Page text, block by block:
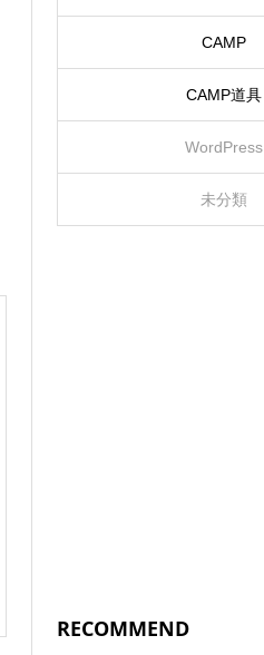
CAMP
CAMP道具
WordPress
未分類
RECOMMEND